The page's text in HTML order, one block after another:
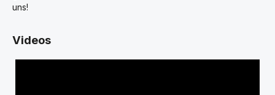
uns!
Videos